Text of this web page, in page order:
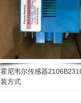
霍尼韦尔传感器
装方式